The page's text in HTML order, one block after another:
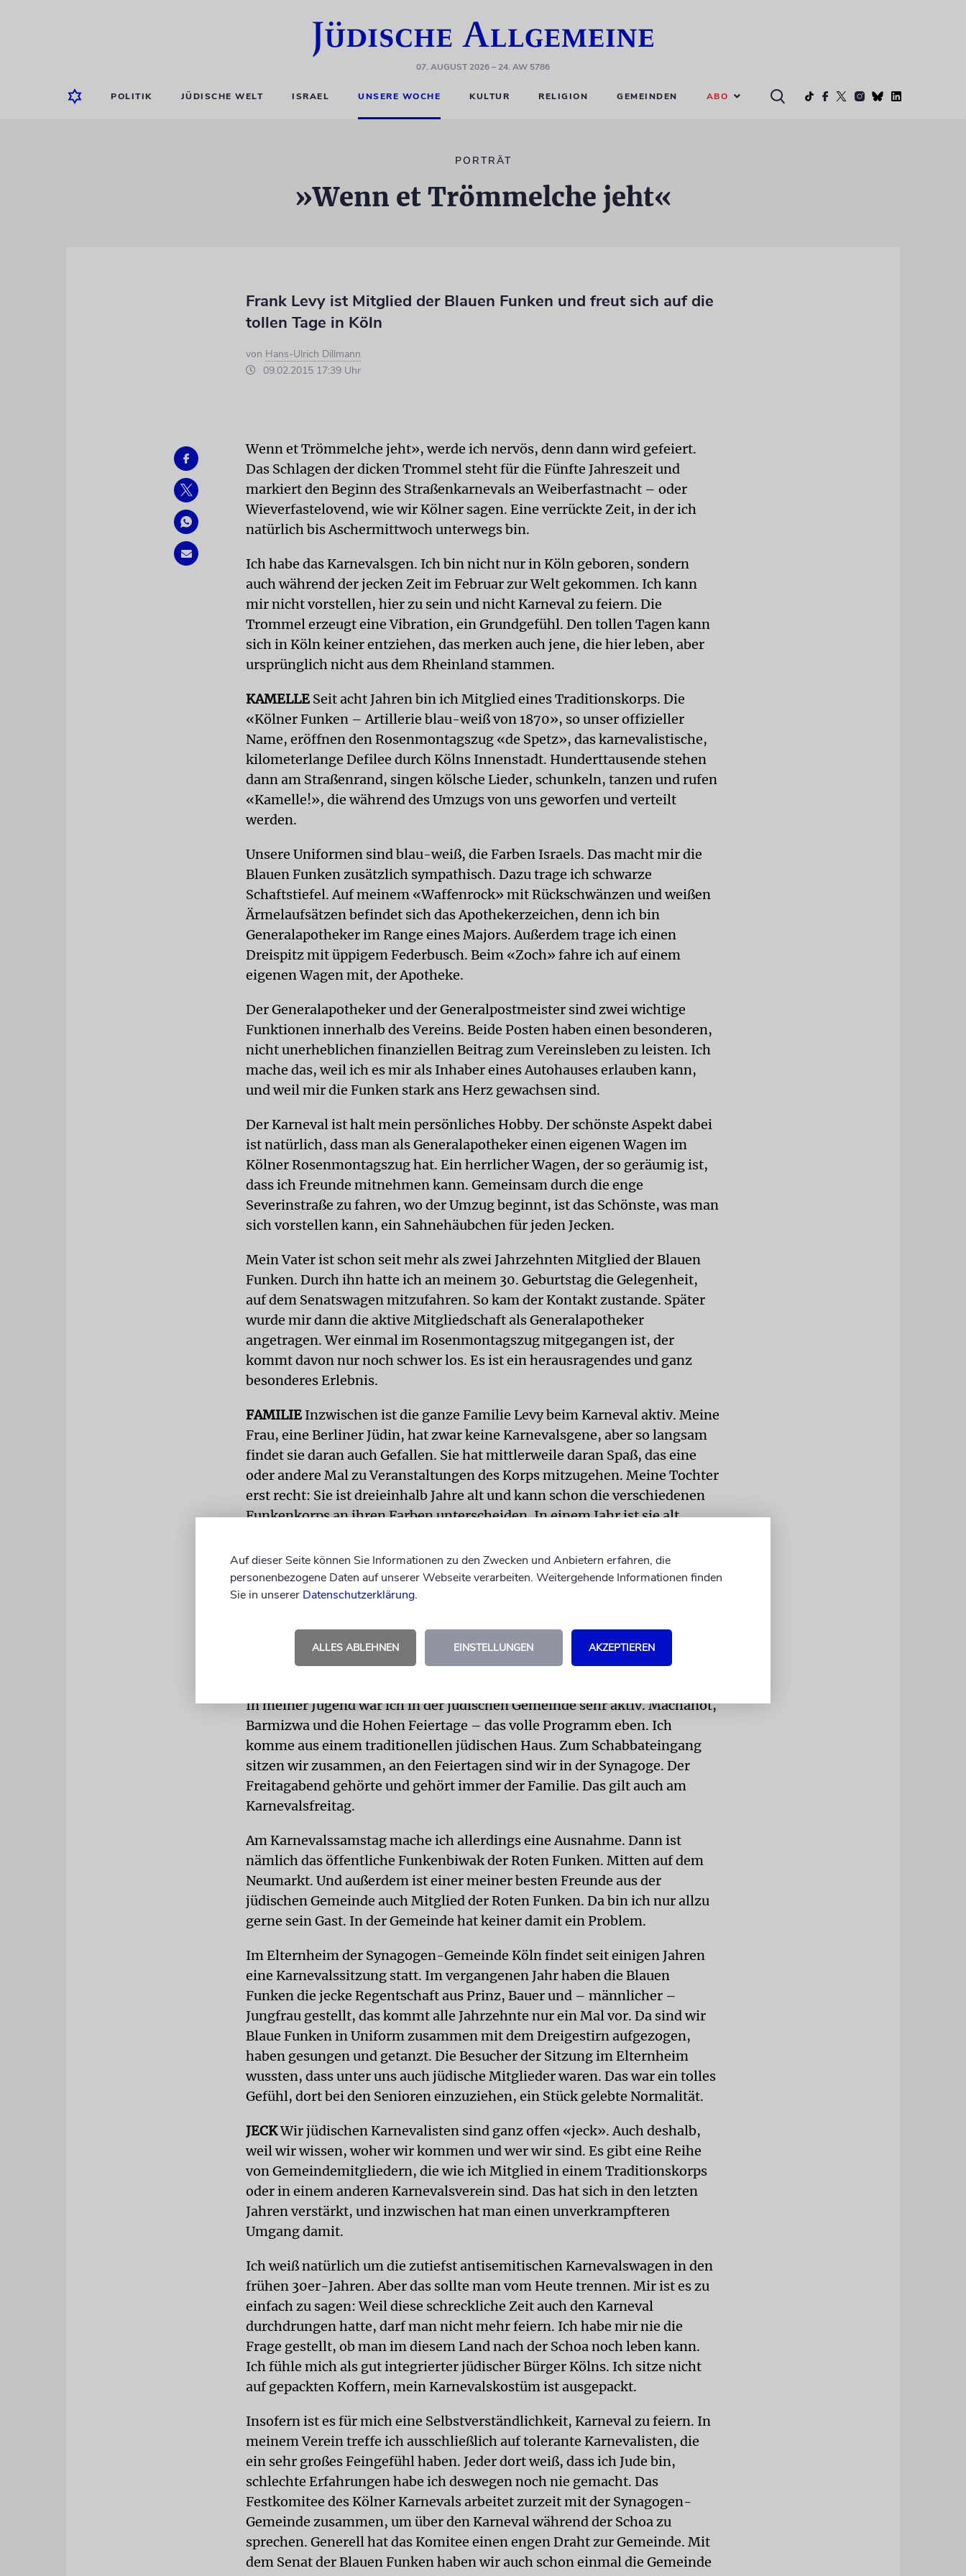
07. AUGUST 2026– 24. AW 5786
POLITIK JÜDISCHE WELT ISRAEL UNSERE WOCHE KULTUR RELIGION GEMEINDEN ABO
PORTRÄT
»Wenn et Trömmelche jeht«
Frank Levy ist Mitglied der Blauen Funken und freut sich auf die
tollen Tage in Köln
von Hans-Ulrich Dillmann
09.02.2015 17:39 Uhr
Wenn et Trömmelche jeht», werde ich nervös, denn dann wird gefeiert.
Das Schlagen der dicken Trommel steht für die Fünfte Jahreszeit und
markiert den Beginn des Straßenkarnevals an Weiberfastnacht – oder
Wieverfastelovend, wie wir Kölner sagen. Eine verrückte Zeit, in der ich
natürlich bis Aschermittwoch unterwegs bin.
Ich habe das Karnevalsgen. Ich bin nicht nur in Köln geboren, sondern
auch während der jecken Zeit im Februar zur Welt gekommen. Ich kann
mir nicht vorstellen, hier zu sein und nicht Karneval zu feiern. Die
Trommel erzeugt eine Vibration, ein Grundgefühl. Den tollen Tagen kann
sich in Köln keiner entziehen, das merken auch jene, die hier leben, aber
ursprünglich nicht aus dem Rheinland stammen.
KAMELLE Seit acht Jahren bin ich Mitglied eines Traditionskorps. Die
«Kölner Funken – Artillerie blau-weiß von 1870», so unser offizieller
Name, eröffnen den Rosenmontagszug «de Spetz», das karnevalistische,
kilometerlange Defilee durch Kölns Innenstadt. Hunderttausende stehen
dann am Straßenrand, singen kölsche Lieder, schunkeln, tanzen und rufen
«Kamelle!», die während des Umzugs von uns geworfen und verteilt
werden.
Unsere Uniformen sind blau-weiß, die Farben Israels. Das macht mir die
Blauen Funken zusätzlich sympathisch. Dazu trage ich schwarze
Schaftstiefel. Auf meinem «Waffenrock» mit Rückschwänzen und weißen
Ärmelaufsätzen befindet sich das Apothekerzeichen, denn ich bin
Generalapotheker im Range eines Majors. Außerdem trage ich einen
Dreispitz mit üppigem Federbusch. Beim «Zoch» fahre ich auf einem
eigenen Wagen mit, der Apotheke.
Der Generalapotheker und der Generalpostmeister sind zwei wichtige
Funktionen innerhalb des Vereins. Beide Posten haben einen besonderen,
nicht unerheblichen finanziellen Beitrag zum Vereinsleben zu leisten. Ich
mache das, weil ich es mir als Inhaber eines Autohauses erlauben kann,
und weil mir die Funken stark ans Herz gewachsen sind.
Der Karneval ist halt mein persönliches Hobby. Der schönste Aspekt dabei
ist natürlich, dass man als Generalapotheker einen eigenen Wagen im
Kölner Rosenmontagszug hat. Ein herrlicher Wagen, der so geräumig ist,
dass ich Freunde mitnehmen kann. Gemeinsam durch die enge
Severinstraße zu fahren, wo der Umzug beginnt, ist das Schönste, was man
sich vorstellen kann, ein Sahnehäubchen für jeden Jecken.
Mein Vater ist schon seit mehr als zwei Jahrzehnten Mitglied der Blauen
Funken. Durch ihn hatte ich an meinem 30. Geburtstag die Gelegenheit,
auf dem Senatswagen mitzufahren. So kam der Kontakt zustande. Später
wurde mir dann die aktive Mitgliedschaft als Generalapotheker
angetragen. Wer einmal im Rosenmontagszug mitgegangen ist, der
kommt davon nur noch schwer los. Es ist ein herausragendes und ganz
besonderes Erlebnis.
FAMILIE Inzwischen ist die ganze Familie Levy beim Karneval aktiv. Meine
Frau, eine Berliner Jüdin, hat zwar keine Karnevalsgene, aber so langsam
findet sie daran auch Gefallen. Sie hat mittlerweile daran Spaß, das eine
oder andere Mal zu Veranstaltungen des Korps mitzugehen. Meine Tochter
erst recht: Sie ist dreieinhalb Jahre alt und kann schon die verschiedenen
Funkenkorps an ihren Farben unterscheiden. In einem Jahr ist sie alt
Uniform bekommen.
In die Wiege gelegt wurde mir der Karneval eigentlich nicht. Meine
Dort wurde auch mein Vater geboren. Später sind sie nach Köln gezogen,
wo meine Eltern sich dann kennengelernt haben. Ich bin also ein richtiger
Kölsche Jung.
In meiner Jugend war ich in der jüdischen Gemeinde sehr aktiv. Machanot,
Barmizwa und die Hohen Feiertage – das volle Programm eben. Ich
komme aus einem traditionellen jüdischen Haus. Zum Schabbateingang
sitzen wir zusammen, an den Feiertagen sind wir in der Synagoge. Der
Freitagabend gehörte und gehört immer der Familie. Das gilt auch am
Karnevalsfreitag.
Am Karnevalssamstag mache ich allerdings eine Ausnahme. Dann ist
nämlich das öffentliche Funkenbiwak der Roten Funken. Mitten auf dem
Neumarkt. Und außerdem ist einer meiner besten Freunde aus der
jüdischen Gemeinde auch Mitglied der Roten Funken. Da bin ich nur allzu
gerne sein Gast. In der Gemeinde hat keiner damit ein Problem.
Im Elternheim der Synagogen-Gemeinde Köln findet seit einigen Jahren
eine Karnevalssitzung statt. Im vergangenen Jahr haben die Blauen
Funken die jecke Regentschaft aus Prinz, Bauer und – männlicher –
Jungfrau gestellt, das kommt alle Jahrzehnte nur ein Mal vor. Da sind wir
Blaue Funken in Uniform zusammen mit dem Dreigestirn aufgezogen,
haben gesungen und getanzt. Die Besucher der Sitzung im Elternheim
wussten, dass unter uns auch jüdische Mitglieder waren. Das war ein tolles
Gefühl, dort bei den Senioren einzuziehen, ein Stück gelebte Normalität.
JECKWir jüdischen Karnevalisten sind ganz offen «jeck». Auch deshalb,
weil wir wissen, woher wir kommen und wer wir sind. Es gibt eine Reihe
von Gemeindemitgliedern, die wie ich Mitglied in einem Traditionskorps
oder in einem anderen Karnevalsverein sind. Das hat sich in den letzten
Jahren verstärkt, und inzwischen hat man einen unverkrampfteren
Umgang damit.
Ich weiß natürlich um die zutiefst antisemitischen Karnevalswagen in den
frühen 30er-Jahren. Aber das sollte man vom Heute trennen. Mir ist es zu
einfach zu sagen: Weil diese schreckliche Zeit auch den Karneval
durchdrungen hatte, darf man nicht mehr feiern. Ich habe mir nie die
Frage gestellt, ob man im diesem Land nach der Schoa noch leben kann.
Ich fühle mich als gut integrierter jüdischer Bürger Kölns. Ich sitze nicht
auf gepackten Koffern, mein Karnevalskostüm ist ausgepackt.
Insofern ist es für mich eine Selbstverständlichkeit, Karneval zu feiern. In
meinem Verein treffe ich ausschließlich auf tolerante Karnevalisten, die
ein sehr großes Feingefühl haben. Jeder dort weiß, dass ich Jude bin,
schlechte Erfahrungen habe ich deswegen noch nie gemacht. Das
Festkomitee des Kölner Karnevals arbeitet zurzeit mit der Synagogen-
Gemeinde zusammen, um über den Karneval während der Schoa zu
sprechen. Generell hat das Komitee einen engen Draht zur Gemeinde. Mit
dem Senat der Blauen Funken haben wir auch schon einmal die Gemeinde
Auf dieser Seite können Sie Informationen zu den Zwecken und Anbietern erfahren, die
personenbezogene Daten auf unserer Webseite verarbeiten. Weitergehende Informationen finden
Sie in unserer Datenschutzerklärung.
ALLES ABLEHNEN EINSTELLUNGEN AKZEPTIEREN